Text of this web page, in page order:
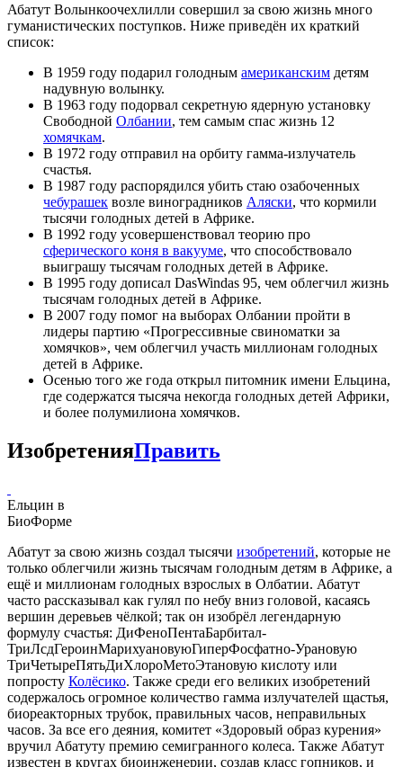
Абатут Волынкоочехлилли совершил за свою жизнь много
гуманистических поступков. Ниже приведён их краткий
список:
В 1959 году подарил голодным американским детям
надувную волынку.
В 1963 году подорвал секретную ядерную установку
Свободной Олбании, тем самым спас жизнь 12
хомячкам.
В 1972 году отправил на орбиту гамма-излучатель
счастья.
В 1987 году распорядился убить стаю озабоченных
чебурашек возле виноградников Аляски, что кормили
тысячи голодных детей в Африке.
В 1992 году усовершенствовал теорию про
сферического коня в вакууме, что способствовало
выиграшу тысячам голодных детей в Африке.
В 1995 году дописал DasWindas 95, чем облегчил жизнь
тысячам голодных детей в Африке.
В 2007 году помог на выборах Олбании пройти в
лидеры партию «Прогрессивные свиноматки за
хомячков», чем облегчил участь миллионам голодных
детей в Африке.
Осенью того же года открыл питомник имени Ельцина,
где содержатся тысяча некогда голодных детей Африки,
и более полумилиона хомячков.
ИзобретенияПравить
Ельцин в
БиоФорме
Абатут за свою жизнь создал тысячи изобретений, которые не
только облегчили жизнь тысячам голодным детям в Африке, а
ещё и миллионам голодных взрослых в Олбатии. Абатут
часто рассказывал как гулял по небу вниз головой, касаясь
вершин деревьев чёлкой; так он изобрёл легендарную
формулу счастья: ДиФеноПентаБарбитал-
ТриЛсдГероинМарихуановуюГиперФосфатно-Урановую
ТриЧетыреПятьДиХлороМетоЭтановую кислоту или
попросту Колёсико. Также среди его великих изобретений
содержалось огромное количество гамма излучателей щастья,
биореакторных трубок, правильных часов, неправильных
часов. За все его деяния, комитет «Здоровый образ курения»
вручил Абатуту премию семигранного колеса. Также Абатут
известен в кругах биоинженерии, создав класс гопников, и